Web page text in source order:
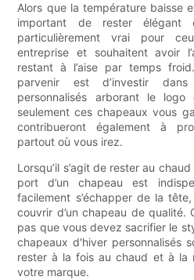
Alors que la température baisse
important de rester
particulièrement vrai pour
entreprise et souhaitent avoir
restant à l’aise par temps
parvenir est d’investir
personnalisés arborant le
seulement ces chapeaux vous
contribueront également à
partout où vous irez.
Lorsqu’il s’agit de rester au
port d’un chapeau est
facilement s’échapper de la
couvrir d’un chapeau de qualité.
pas que vous devez sacrifier le
chapeaux d'hiver personnalisés
rester à la fois au chaud et à la
votre marque.